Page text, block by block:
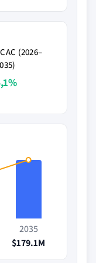
(2026–
2035
$179.1M